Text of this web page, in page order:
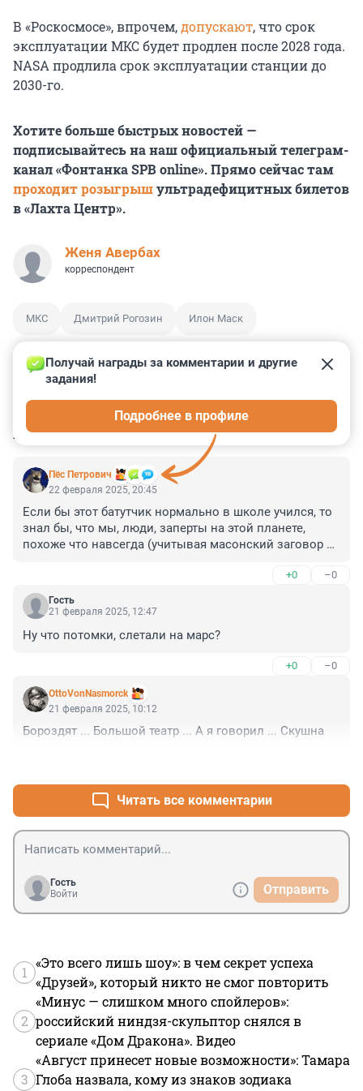
В «Роскосмосе», впрочем,допускают, что срок
эксплуатации МКС будет продлен после 2028 года.
NASA продлила срок эксплуатации станции до
2030-го.
Хотите больше быстрых новостей —
подписывайтесь на наш официальный телеграм-
канал «Фонтанка SPB online». Прямо сейчас там
проходит розыгрышультрадефицитных билетов
в «Лахта Центр».
Женя Авербах
корреспондент
МКС Дмитрий Рогозин Илон Маск
КОММЕНТАРИИ 37
Пёс Петрович
Получай награды за комментарии и другие
задания!
Подробнее в профиле
22 февраля 2025, 20:45
Если бы этот батутчик нормально в школе учился, то
знал бы, что мы, люди, заперты на этой планете,
похоже что навсегда (учитывая масонский заговор в
пояс Ван-Аллена. Ничто живое не может куда-либо
улететь.
А по поводу пубертатных влажных фантазий Маска на
как он собирается делать то самое
запускать замершую магнитосферу планеты (ту
самую, без которой невозможно удержание
атмосферы). А жить как крысы в бункере на мёртвой
планете Человечеству как-то совсем не улыбается.
Хотя об этом в ярких презентациях Маска ни слова...
+0 –0
Гость
21 февраля 2025, 12:47
Ну что потомки, слетали на марс?
+0 –0
OttoVonNasmorck
21 февраля 2025, 10:12
Бороздят ... Большой театр ... А я говорил ... Скушна
Читать все комментарии
Гость
Войти
Отправить
1
«Это всего лишь шоу»: в чем секрет успеха
«Друзей», который никто не смог повторить
2
«Минус — слишком много спойлеров»:
российский ниндзя-скульптор снялся в
сериале «Дом Дракона». Видео
3
«Август принесет новые возможности»: Тамара
Глоба назвала, кому из знаков зодиака